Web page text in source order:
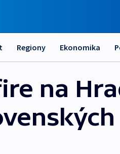
Regiony Ekonomika
na